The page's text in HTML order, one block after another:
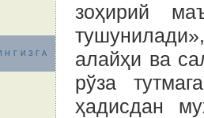
зоҳирий
алайҳи ва
рўза
ҳадисдан